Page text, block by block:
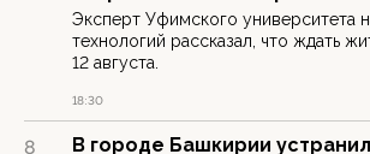
Эксперт Уфимского университета
технологий рассказал, что ждать
12 августа.
18:30
8
В городе Башкирии